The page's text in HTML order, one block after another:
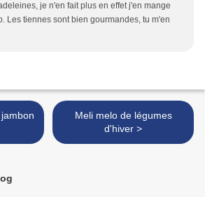
je n'en fait plus en effet j'en mange
Les tiennes sont bien gourmandes, tu m'en
Meli melo de légumes
d'hiver >